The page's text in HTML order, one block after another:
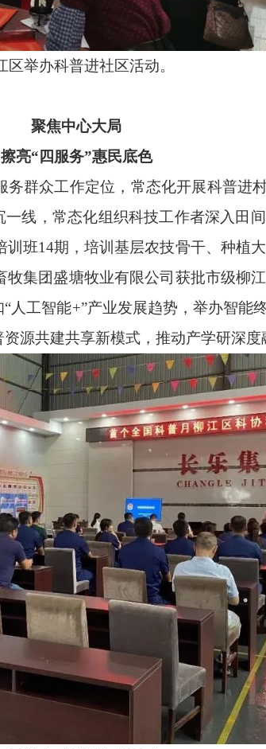
区举办科普进社区活动。
聚焦中心大局
擦亮“四服务”惠民底色
群众工作定位，常态化开展科普进
线，常态化组织科技工作者深入田
班14期，培训基层农技骨干、种植
集团盛塘牧业有限公司获批市级柳
工智能+”产业发展趋势，举办智能
源共建共享新模式，推动产学研深度